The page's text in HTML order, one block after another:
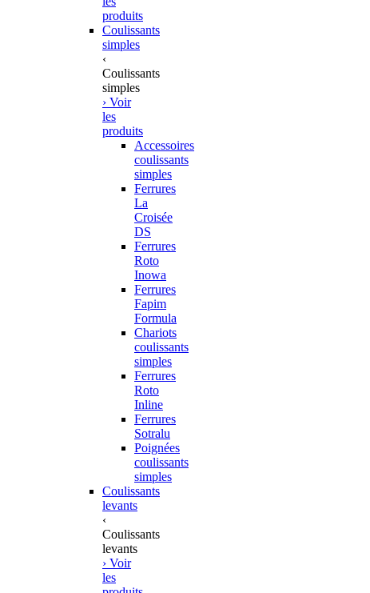
produits
Coulissants
simples
‹
Coulissants
simples
› Voir
les
produits
Accessoires
coulissants
simples
Ferrures
La
Croisée
DS
Ferrures
Roto
Inowa
Ferrures
Fapim
Formula
Chariots
coulissants
simples
Ferrures
Roto
Inline
Ferrures
Sotralu
Poignées
coulissants
simples
Coulissants
levants
‹
Coulissants
levants
› Voir
les